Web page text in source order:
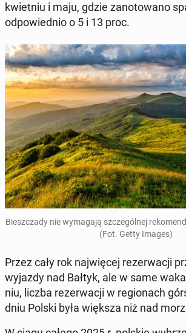
kwiet­niu i maju, gdzie za­no­to­wa­no
od­po­wied­nio o 5 i 13 proc.
Biesz­cza­dy nie wy­ma­ga­ją szcze­gól­nej
(Fot. Getty Images)
Przez cały rok naj­wię­cej re­zer­wa­cji
wyjazdy nad Bałtyk, ale w same
niu, liczba re­zer­wa­cji w re­gio­nach
dniu Polski była większa niż nad